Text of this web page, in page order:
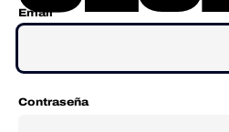
Email
Contraseña